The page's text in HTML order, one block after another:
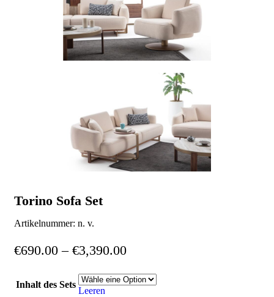
Torino Sofa Set
Artikelnummer: n. v.
€690.00 – €3,390.00
Inhalt des Sets
Leeren